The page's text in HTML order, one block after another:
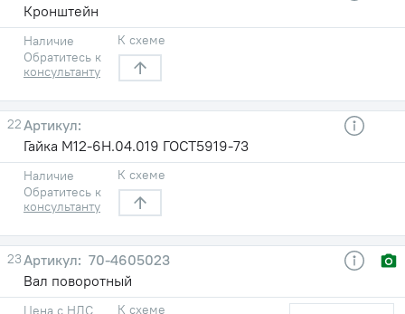
Кронштейн
Наличие
Обратитесь к
консультанту
К схеме
22
Гайка М12-6Н.04.019 ГОСТ5919-73
Наличие
Обратитесь к
консультанту
К схеме
23
70-4605023
Вал поворотный
Цена с НДС К схеме